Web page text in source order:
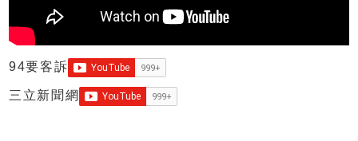
94要客訴
三立新聞網